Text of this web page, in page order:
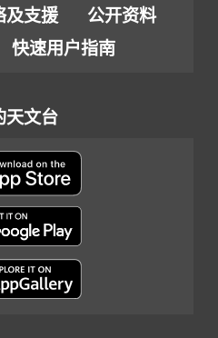
及支援
公开资料
快速用户指南
天文台